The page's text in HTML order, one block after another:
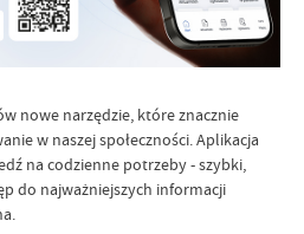
nowe narzędzie, które znacznie
w naszej społeczności. Aplikacja
na codzienne potrzeby - szybki,
do najważniejszych informacji